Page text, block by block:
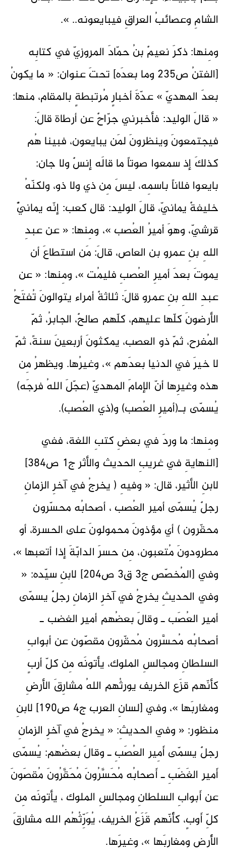
الشامِ وعصائبُ العراقِ فيبايعونه.. ».
ومِنها: ذكرَ نعيمٌ بنُ حمّادَ المروزيّ في كتابِه
[الفتنُ ص235 وما بعدَه] تحتَ عنوان: « ما يكونُ
بعدَ المهديّ » عدّةَ أخبارٍ مُرتبطةٍ بالمقام، منها:
« قالَ الوليد: فأخبرني جرّاحٌ عن أرطاة قالَ:
فيجتمعونَ وينظرونَ لمَن يبايعون، فبينا هُم
كذلكَ إذ سمعوا صوتاً ما قالَه إنسٌ ولا جان:
بايعوا فلاناً باسمِه، ليسَ مِن ذي ولا ذو، ولكنّهُ
خليفةٌ يمانيّ، قالَ الوليد: قال كعب: إنّه يمانيٌّ
قرشيّ، وهوَ أميرُ العُصب »، ومِنها: « عن عبدِ
اللهِ بنِ عمرو بن العاص، قالَ: مَن استطاعَ أن
يموتَ بعدَ أميرِ العُصبِ فليمُت »، ومِنها: « عن
عبدِ اللهِ بنِ عمرو قالَ: ثلاثةٌ أمراء يتوالونَ تُفتَحُ
الأرضونَ كلّها عليهم، كلّهم صالحٌ، الجابرُ، ثمّ
المُفرح، ثمّ ذو العصب، يمكثونَ أربعينَ سنةً، ثمّ
لا خيرَ في الدنيا بعدَهم »، وغيرُها. ويظهرُ مِن
هذه وغيرِها أنّ الإمامَ المهديّ (عجّلَ اللهُ فرجَه)
يُسمّى بـ(أميرِ العُصب) و(ذي العُصب).
ومِنها: ما وردَ في بعضِ كتبِ اللغة، ففي
[النهايةِ في غريبِ الحديث والأثر ج1 ص384]
لابنِ الأثير، قال: « وفيهِ ( يخرجُ في آخرِ الزمانِ
رجلٌ يُسمّى أمير العُصب ، أصحابُه محسّرون
محقّرون ) أي مؤذونَ محمولونَ على الحسرة، أو
مطرودونَ مُتعبون، مِن حسرَ الدابّةَ إذا أتعبها »،
وفي [المُخصّص ج3 ق3 ص204] لابنِ سيّده: «
وفي الحديثِ يخرجُ في آخرِ الزمانِ رجلٌ يسمّى
أمير العُصَب ـ وقالَ بعضُهم أمير الغضب ـ
أصحابُه مُحسَّرون مُحقّرون مقصّون عن أبوابِ
السلطانِ ومجالسِ الملوك، يأتونَه مِن كلّ أربٍ
كأنّهم قزَع الخريف يورثُهم اللهُ مشارِقَ الأرضِ
ومغاربَها »، وفي [لسانِ العرب ج4 ص190] لابنِ
منظور: « وفي الحديثِ: « يخرجُ في آخرِ الزمانِ
رجلٌ يسمّى أَمِير العُصَبِ ـ وقالَ بعضُهم: يُسمّى
أَمير الغَضَبِ ـ أَصحابُه مُحَسَّرُونَ مُحَقَّرُونَ مُقصَونَ
عن أَبوابِ السلطانِ ومجالسِ الملوك ، يأتونَه مِن
كلِّ أَوبٍ، كأَنّهم قَزَعُ الخريف، يُوَرِّثُهُم الله مشارقَ
الأَرض ومغاربَها »، وغيرَها.